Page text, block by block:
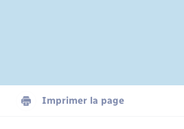
Imprimer la page